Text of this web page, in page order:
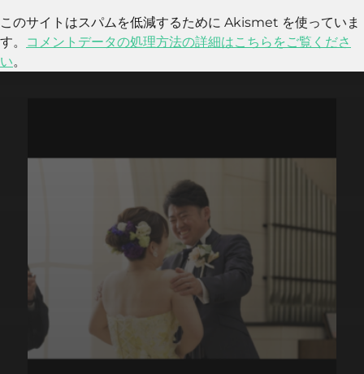
このサイトはスパムを低減するために Akismet を使っていま
す。
コメントデータの処理方法の詳細はこちらをご覧くださ
い。